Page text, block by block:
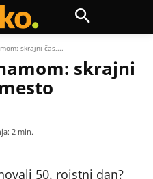
skrajni čas,...
skrajni
2 min.
50. rojstni dan?